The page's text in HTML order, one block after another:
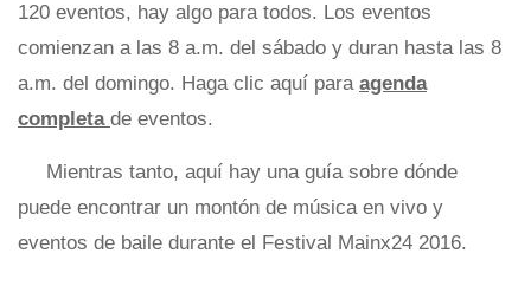
120 eventos, hay algo para todos. Los eventos
comienzan a las 8 a.m. del sábado y duran hasta las 8
a.m. del domingo. Haga clic aquí para agenda
completa de eventos.
Mientras tanto, aquí hay una guía sobre dónde
puede encontrar un montón de música en vivo y
eventos de baile durante el Festival Mainx24 2016.